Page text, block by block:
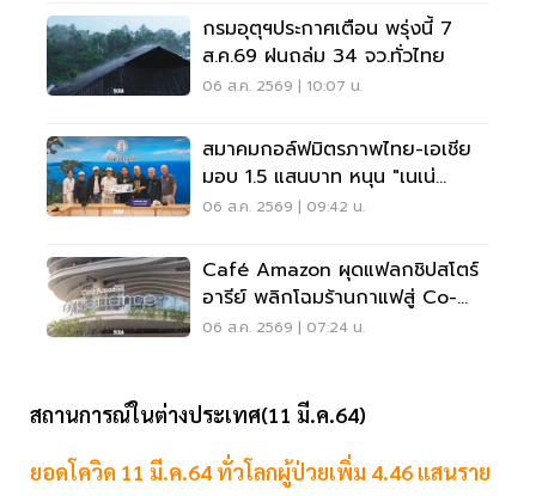
กรมอุตุฯประกาศเตือน พรุ่งนี้ 7
ส.ค.69 ฝนถล่ม 34 จว.ทั่วไทย
06 ส.ค. 2569 | 10:07 น.
สมาคมกอล์ฟมิตรภาพไทย-เอเชีย
มอบ 1.5 แสนบาท หนุน "เนเน่
รอยัล" ลุยเวทีที่สหรัฐ
06 ส.ค. 2569 | 09:42 น.
Café Amazon ผุดแฟลกชิปสโตร์
อารีย์ พลิกโฉมร้านกาแฟสู่ Co-
Working Space ครบวงจร
06 ส.ค. 2569 | 07:24 น.
สถานการณ์ในต่างประเทศ(11 มี.ค.64)
ยอดโควิด 11 มี.ค.64 ทั่วโลกผู้ป่วยเพิ่ม 4.46 แสนราย